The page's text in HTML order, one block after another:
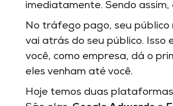
imediatamente. Sendo
No tráfego pago, seu público
vai atrás do seu público. Isso
você, como empresa, dá o
eles venham até você.
Hoje temos duas